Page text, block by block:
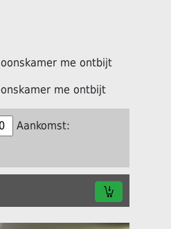
me ontbijt
me ontbijt
Aankomst: